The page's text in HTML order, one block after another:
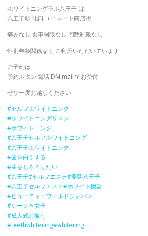
ホワイトニングラボ八王子 は
八王子駅 北口 ユーロード商店街
痛みなし 食事制限なし 回数制限なし
性別年齢関係なく ご利用いただいています
ご予約は
予約ボタン 電話 DM mail でお受付
ぜひ一度お越しください
#セルフホワイトニング
#ホワイトニングサロン
#ホワイトニング
#八王子セルフホワイトニング
#八王子ホワイトニング
#歯を白くする
#歯をしろくしたい
#八王子#セルフエステ#美容八王子
#八王子セルフエステ#ホワイト機器
#ビューティーワールドジャパン
#シーシャ女子
#成人式前撮り
#teethwhitening#whitening